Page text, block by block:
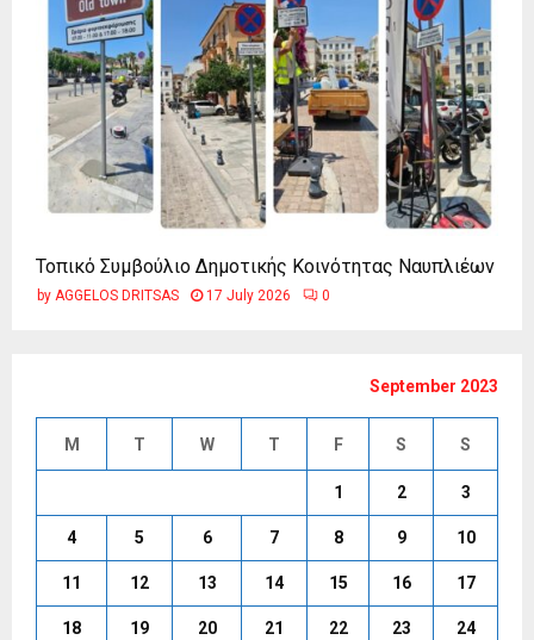
Τοπικό Συμβούλιο Δημοτικής Κοινότητας Ναυπλιέων
by AGGELOS DRITSAS 17 July 2026 0
September 2023
M T W T F S S
1 2 3
4 5 6 7 8 9 10
11 12 13 14 15 16 17
18 19 20 21 22 23 24